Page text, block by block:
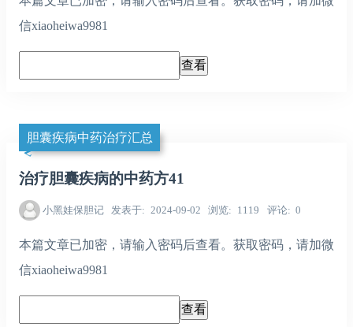
信xiaoheiwa9981
胆囊疾病中药治疗汇总
治疗胆囊疾病的中药方41
小黑娃保胆记 发表于 2024-09-02 浏览 1119 评论 0
本篇文章已加密，请输入密码后查看。获取密码，请加微
信xiaoheiwa9981